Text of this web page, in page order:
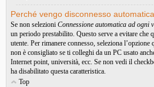
Perché vengo disconnesso
Se non selezioni Connessione automatica ad ogni
un periodo prestabilito. Questo serve a evitare che
utente. Per rimanere connesso, seleziona
non è consigliato se ti colleghi da un PC usato
Internet point, università, ecc. Se non vedi il
ha disabilitato questa caratteristica.
Top